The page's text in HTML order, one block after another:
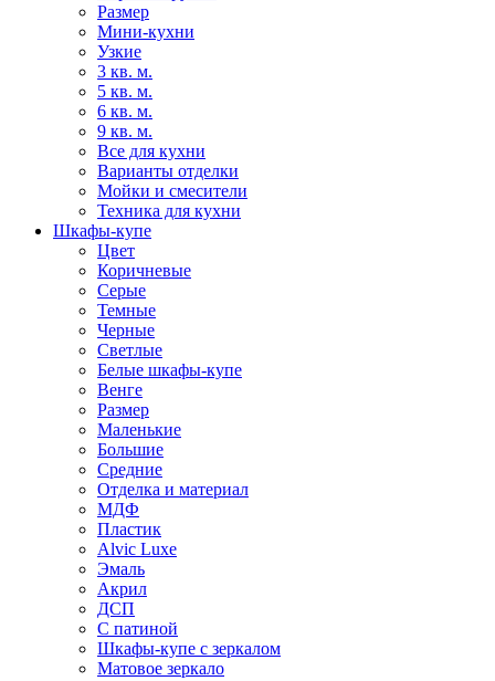
Размер
Мини-кухни
Узкие
3 кв. м.
5 кв. м.
6 кв. м.
9 кв. м.
Все для кухни
Варианты отделки
Мойки и смесители
Техника для кухни
Шкафы-купе
Цвет
Коричневые
Серые
Темные
Черные
Светлые
Белые шкафы-купе
Венге
Размер
Маленькие
Большие
Средние
Отделка и материал
МДФ
Пластик
Alvic Luxe
Эмаль
Акрил
ДСП
С патиной
Шкафы-купе с зеркалом
Матовое зеркало